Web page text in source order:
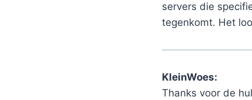
servers die
tegenkomt. Het
KleinWoes:
Thanks voor de